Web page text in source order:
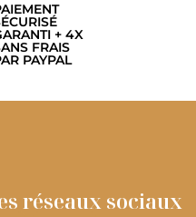
+ 4X
FRAIS
PAYPAL
réseaux sociaux